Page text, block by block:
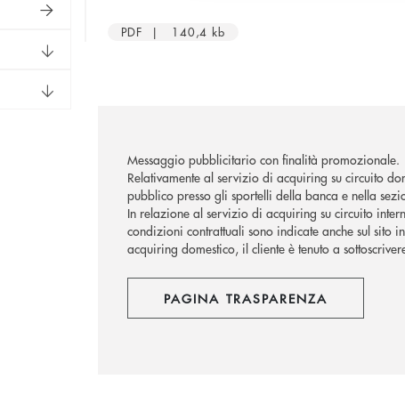
PDF | 140,4 kb
Messaggio pubblicitario con finalità promozionale.
Relativamente al servizio di acquiring su circuito
pubblico presso gli sportelli della banca e nella
In relazione al servizio di acquiring su circuito
condizioni contrattuali sono indicate anche sul sito
acquiring domestico, il cliente è tenuto a
PAGINA TRASPARENZA